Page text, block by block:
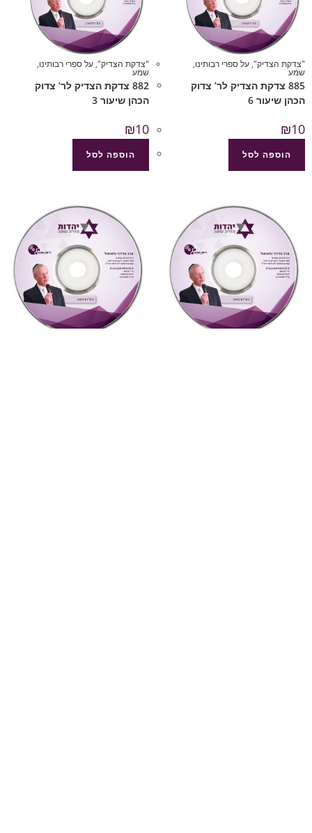
"צדקת הצדיק",על ספרי רבותינו,
שמע
885 צדקת הצדיק לר’ צדוק
הכהן שיעור 6
₪10
הוספה לסל
"צדקת הצדיק",על ספרי רבותינו,
שמע
882 צדקת הצדיק לר’ צדוק
הכהן שיעור 3
₪10
הוספה לסל